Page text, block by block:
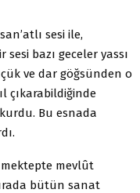
sesi ile,
bazı geceler yassı
ve dar göğsünden o
çıkarabildiğinde
Bu esnada
mevlût
bütün sanat